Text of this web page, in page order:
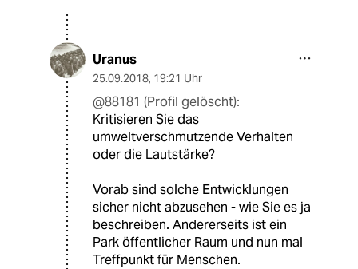
Uranus
25.09.2018, 19:21 Uhr
@88181 (Profil gelöscht):
Kritisieren Sie das
umweltverschmutzende Verhalten
oder die Lautstärke?
Vorab sind solche Entwicklungen
sicher nicht abzusehen - wie Sie es ja
beschreiben. Andererseits ist ein
Park öffentlicher Raum und nun mal
Treffpunkt für Menschen.